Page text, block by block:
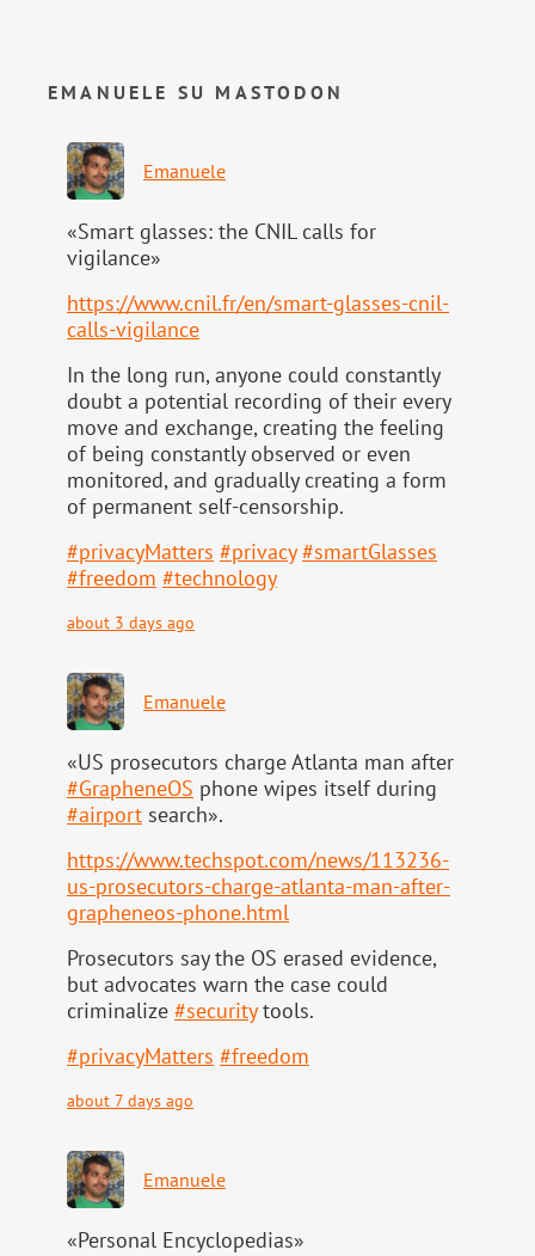
EMANUELE SU MASTODON
Emanuele
«Smart glasses: the CNIL calls for
vigilance»
https://www.cnil.fr/en/smart-glasses-cnil-
calls-vigilance
In the long run, anyone could constantly
doubt a potential recording of their every
move and exchange, creating the feeling
of being constantly observed or even
monitored, and gradually creating a form
of permanent self-censorship.
#privacyMatters #privacy #smartGlasses
#freedom #technology
about 3 days ago
Emanuele
«US prosecutors charge Atlanta man after
#GrapheneOS phone wipes itself during
#airport search».
https://www.techspot.com/news/113236-
us-prosecutors-charge-atlanta-man-after-
grapheneos-phone.html
Prosecutors say the OS erased evidence,
but advocates warn the case could
criminalize #securitytools.
#privacyMatters #freedom
about 7 days ago
Emanuele
«Personal Encyclopedias»